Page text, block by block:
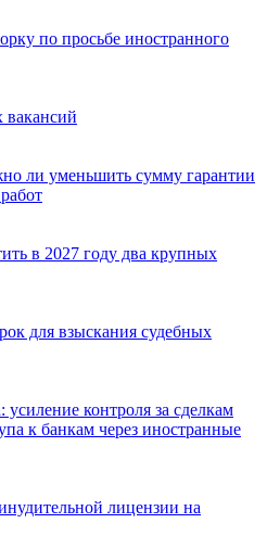
по просьбе иностранного
ли уменьшить сумму гарантии
в 2027 году два крупных
для взыскания судебных
усиление контроля за сделкам
к банкам через иностранные
лицензии на